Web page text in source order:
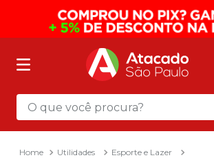
O que você procura?
Utilidades
Esporte e Lazer
Termos mais buscados
mochila